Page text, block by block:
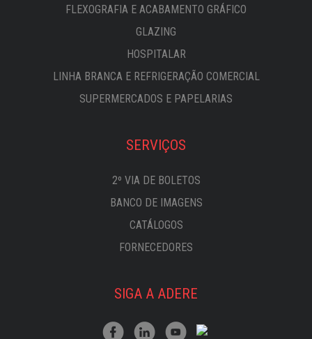
FLEXOGRAFIA E ACABAMENTO GRÁFICO
GLAZING
HOSPITALAR
LINHA BRANCA E REFRIGERAÇÃO COMERCIAL
SUPERMERCADOS E PAPELARIAS
SERVIÇOS
2º VIA DE BOLETOS
BANCO DE IMAGENS
CATÁLOGOS
FORNECEDORES
SIGA A ADERE